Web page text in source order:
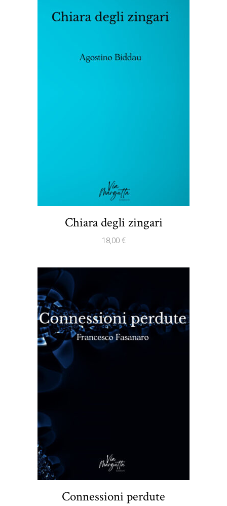
Chiara degli zingari
18,00 €
Connessioni perdute